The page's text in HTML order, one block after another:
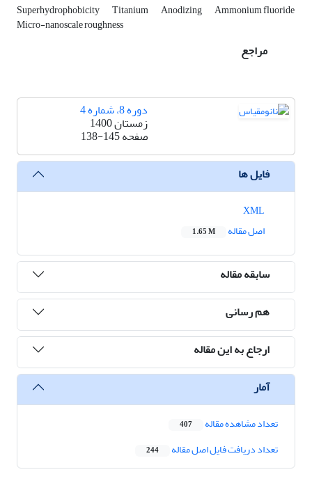
Superhydrophobicity Titanium Anodizing Ammonium fluoride
Micro-nanoscale roughness
مراجع
دوره 8، شماره 4
زمستان 1400
صفحه138-145
فایل ها
اصل مقاله
1.65 M
سابقه مقاله
هم رسانی
ارجاع به این مقاله
آمار
تعداد مشاهده مقاله 407
تعداد دریافت فایل اصل مقاله 244